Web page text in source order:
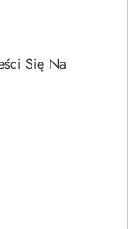
Się Na